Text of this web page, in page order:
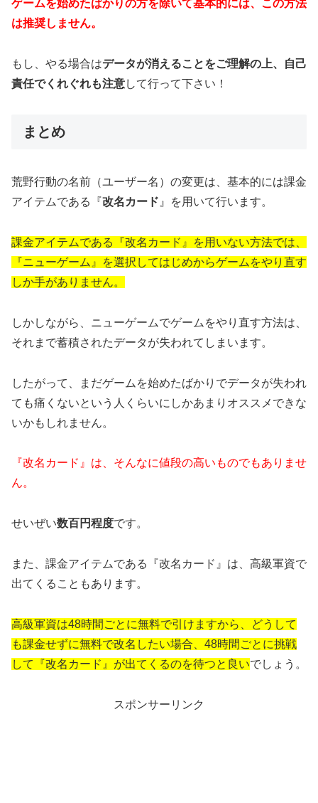
ゲームを始めたばかりの方を除いて基本的には、この方法
は推奨しません。
もし、やる場合はデータが消えることをご理解の上、自己
責任でくれぐれも注意して行って下さい！
まとめ
荒野行動の名前（ユーザー名）の変更は、基本的には課金
アイテムである『改名カード 』を用いて行います。
課金アイテムである『改名カード』を用いない方法では、
『ニューゲーム』を選択してはじめからゲームをやり直す
しか手がありません。
しかしながら、ニューゲームでゲームをやり直す方法は、
それまで蓄積されたデータが失われてしまいます。
したがって、まだゲームを始めたばかりでデータが失われ
ても痛くないという人くらいにしかあまりオススメできな
いかもしれません。
『改名カード』は、そんなに値段の高いものでもありませ
ん。
せいぜい数百円程度です。
また、課金アイテムである『改名カード』は、高級軍資で
出てくることもあります。
高級軍資は48時間ごとに無料で引けますから、どうして
も課金せずに無料で改名したい場合、48時間ごとに挑戦
して『改名カード』が出てくるのを待つと良いでしょう。
スポンサーリンク